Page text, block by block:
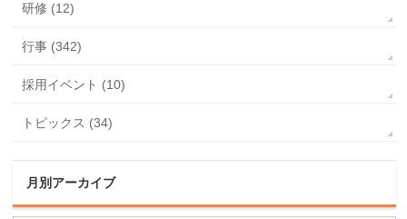
研修 (12)
行事 (342)
採用イベント (10)
トピックス (34)
月別アーカイブ